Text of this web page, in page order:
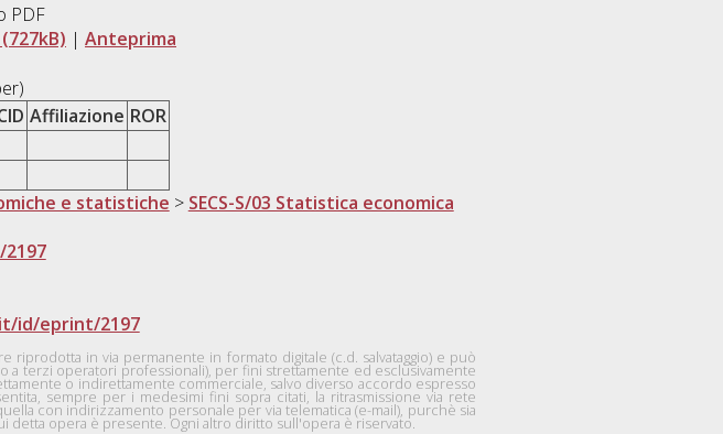
PDF
| Anteprima
Affiliazione ROR
e statistiche > SECS-S/03 Statistica economica
id/eprint/2197
in via permanente in formato digitale (c.d. salvataggio) e può
a terzi operatori professionali), per fini strettamente ed esclusivamente
o indirettamente commerciale, salvo diverso accordo espresso
sempre per i medesimi fini sopra citati, la ritrasmissione via rete
con indirizzamento personale per via telematica (e-mail), purchè sia
detta opera è presente. Ogni altro diritto sull'opera è riservato.